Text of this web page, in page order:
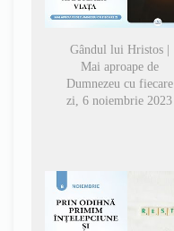
Gândul lui Hristos |
Mai aproape de
Dumnezeu cu fiecare
zi, 6 noiembrie 2023